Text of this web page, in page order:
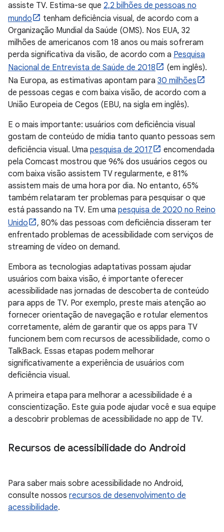
assiste TV. Estima-se que 2,2 bilhões de pessoas no
mundo
tenham deficiência visual, de acordo com a
Organização Mundial da Saúde (OMS). Nos EUA, 32
milhões de americanos com 18 anos ou mais sofreram
perda significativa da visão, de acordo com a Pesquisa
Nacional de Entrevista de Saúde de 2018
(em inglês).
Na Europa, as estimativas apontam para 30 milhões
de pessoas cegas e com baixa visão, de acordo com a
União Europeia de Cegos (EBU, na sigla em inglês).
E o mais importante: usuários com deficiência visual
gostam de conteúdo de mídia tanto quanto pessoas sem
deficiência visual. Uma pesquisa de 2017
encomendada
pela Comcast mostrou que 96% dos usuários cegos ou
com baixa visão assistem TV regularmente, e 81%
assistem mais de uma hora por dia. No entanto, 65%
também relataram ter problemas para pesquisar o que
está passando na TV. Em uma pesquisa de 2020 no Reino
Unido
, 80% das pessoas com deficiência disseram ter
enfrentado problemas de acessibilidade com serviços de
streaming de vídeo on demand.
Embora as tecnologias adaptativas possam ajudar
usuários com baixa visão, é importante oferecer
acessibilidade nas jornadas de descoberta de conteúdo
para apps de TV. Por exemplo, preste mais atenção ao
fornecer orientação de navegação e rotular elementos
corretamente, além de garantir que os apps para TV
funcionem bem com recursos de acessibilidade, como o
TalkBack. Essas etapas podem melhorar
significativamente a experiência de usuários com
deficiência visual.
A primeira etapa para melhorar a acessibilidade é a
conscientização. Este guia pode ajudar você e sua equipe
a descobrir problemas de acessibilidade no app de TV.
Recursos de acessibilidade do Android
Para saber mais sobre acessibilidade no Android,
consulte nossos recursos de desenvolvimento de
acessibilidade.